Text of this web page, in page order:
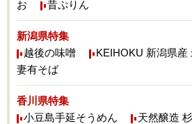
お
昔ぷりん
新潟県特集
越後の味噌
KEIHOKU 新潟県産
妻有そば
香川県特集
小豆島手延そうめん
天然醸造